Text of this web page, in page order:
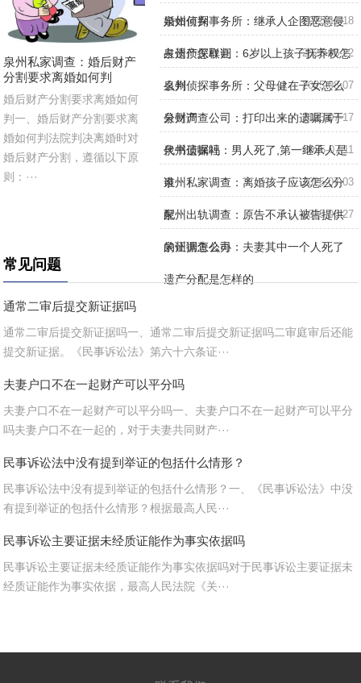
泉州私家调查：婚后财产
分割要求离婚如何判
婚后财产分割要求离婚如何
判一、婚后财产分割要求离
婚如何判法院判决离婚时对
婚后财产分割，遵循以下原
则：···
婚如何判
泉州侦探事务所：继承人企图恶意侵
占遗产怎样判
2025-11-18
泉州侦探取证：6岁以上孩子抚养权怎
么判
2025-08-22
泉州侦探事务所：父母健在子女怎么
分财产
2025-08-07
泉州调查公司：打印出来的遗嘱属于
代书遗嘱吗
2025-07-17
泉州侦探社：男人死了,第一继承人是
谁
2025-07-11
泉州私家调查：离婚孩子应该怎么分
配
2025-07-03
泉州出轨调查：原告不承认被告提供
的证据怎么办
2025-06-27
泉州调查公司：夫妻其中一个人死了
遗产分配是怎样的
常见问题
通常二审后提交新证据吗
通常二审后提交新证据吗一、通常二审后提交新证据吗二审庭审后还能
提交新证据。《民事诉讼法》第六十六条证···
夫妻户口不在一起财产可以平分吗
夫妻户口不在一起财产可以平分吗一、夫妻户口不在一起财产可以平分
吗夫妻户口不在一起的，对于夫妻共同财产···
民事诉讼法中没有提到举证的包括什么情形？
民事诉讼法中没有提到举证的包括什么情形？一、《民事诉讼法》中没
有提到举证的包括什么情形？根据最高人民···
民事诉讼主要证据未经质证能作为事实依据吗
民事诉讼主要证据未经质证能作为事实依据吗对于民事诉讼主要证据未
经质证能作为事实依据，最高人民法院《关···